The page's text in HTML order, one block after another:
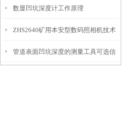
强度测定仪技术参数！
数显凹坑深度计工作原理
ZHS2640矿用本安型数码照相机技术
参数！
管道表面凹坑深度的测量工具可选信